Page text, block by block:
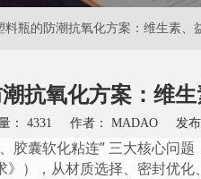
品塑料瓶
品塑料瓶
PET竹节瓶
PET方形系
PE圆形系列
PE直圆形系
PE方形系列
PE其他形
料瓶的防潮抗氧化方案：维生素、
抗氧化方案：维
： 4331 作者： MADAO 发布
胶囊软化粘连” 三大核心问
），从材质选择、密封优化